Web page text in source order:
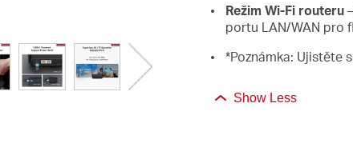
Režim Wi-Fi routeru
portu LAN/WAN pro
*Poznámka: Ujistěte
Show Less